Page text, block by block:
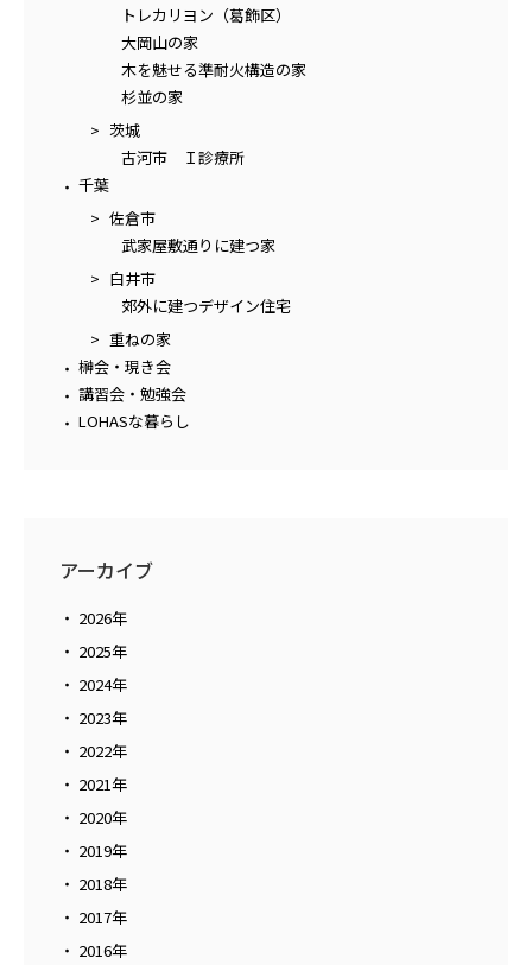
トレカリヨン（葛飾区）
大岡山の家
木を魅せる準耐火構造の家
杉並の家
茨城
古河市 Ｉ診療所
千葉
佐倉市
武家屋敷通りに建つ家
白井市
郊外に建つデザイン住宅
重ねの家
榊会・現き会
講習会・勉強会
LOHASな暮らし
アーカイブ
2026年
2025年
2024年
2023年
2022年
2021年
2020年
2019年
2018年
2017年
2016年